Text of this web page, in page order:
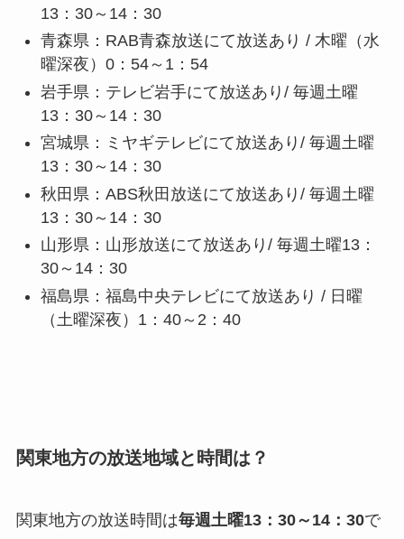
13：30～14：30
青森県：RAB青森放送にて放送あり / 木曜（水
曜深夜）0：54～1：54
岩手県：テレビ岩手にて放送あり/ 毎週土曜
13：30～14：30
宮城県：ミヤギテレビにて放送あり/ 毎週土曜
13：30～14：30
秋田県：ABS秋田放送にて放送あり/ 毎週土曜
13：30～14：30
山形県：山形放送にて放送あり/ 毎週土曜13：
30～14：30
福島県：福島中央テレビにて放送あり / 日曜
（土曜深夜）1：40～2：40
関東地方の放送地域と時間は？
関東地方の放送時間は毎週土曜13：30～14：30で